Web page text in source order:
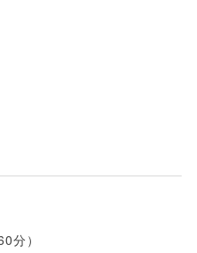
）